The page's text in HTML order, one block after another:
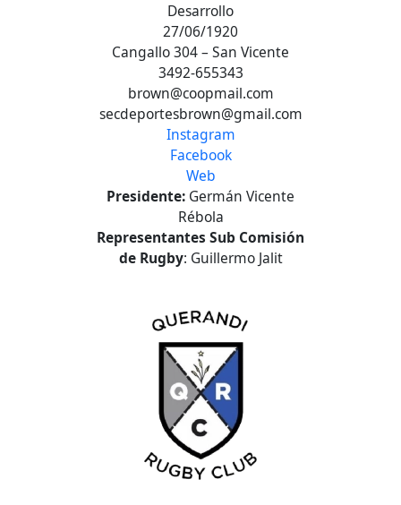
Desarrollo
27/06/1920
Cangallo 304 – San Vicente
3492-655343
brown@coopmail.com
secdeportesbrown@gmail.com
Instagram
Facebook
Web
Presidente: Germán Vicente
Rébola
Representantes Sub Comisión
de Rugby: Guillermo Jalit